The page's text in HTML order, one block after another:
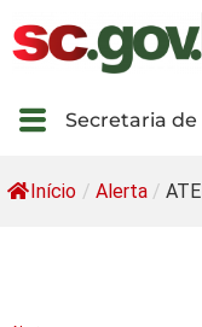
Secretaria de
Início / Alerta /